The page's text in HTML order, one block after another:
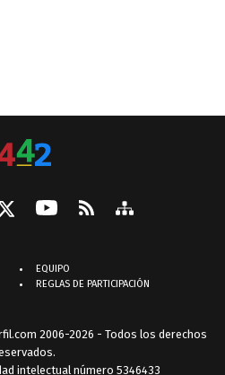
EQUIPO
REGLAS DE PARTICIPACIÓN
2006-2026 - Todos los derechos
intelectual número 5346433